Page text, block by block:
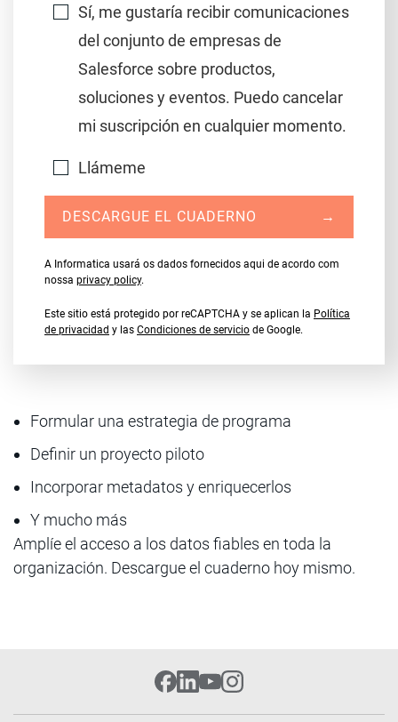
Sí, me gustaría recibir comunicaciones
del conjunto de empresas de
Salesforce sobre productos,
soluciones y eventos. Puedo cancelar
mi suscripción en cualquier momento.
Llámeme
DESCARGUE EL CUADERNO →
A Informatica usará os dados fornecidos aqui de acordo com
nossa privacy policy.
Este sitio está protegido por reCAPTCHA y se aplican la Política
de privacidad y las Condiciones de servicio de Google.
Formular una estrategia de programa
Definir un proyecto piloto
Incorporar metadatos y enriquecerlos
Y mucho más
Amplíe el acceso a los datos fiables en toda la
organización. Descargue el cuaderno hoy mismo.